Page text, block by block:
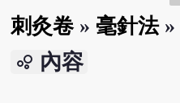
刺灸卷» 毫針法»
bubble_chart 內容